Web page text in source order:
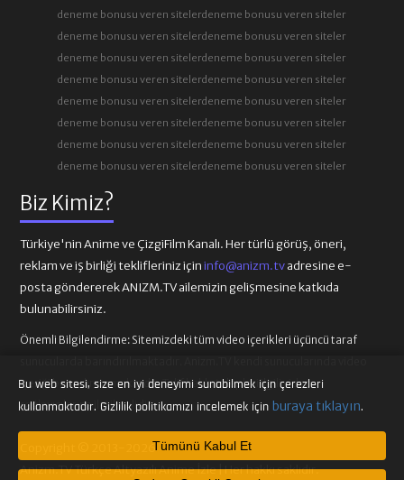
Biz Kimiz?
Türkiye'nin Anime ve ÇizgiFilm Kanalı. Her türlü görüş, öneri,
reklam ve iş birliği teklifleriniz içininfo@anizm.tvadresine e-
posta göndererek ANIZM.TV ailemizin gelişmesine katkıda
bulunabilirsiniz.
Önemli Bilgilendirme: Sitemizdeki tüm video içerikleri üçüncü taraf
içeriği barındırmamaktadır. Telif hakkı talepleri ilgili video
sağlayıcılarına iletilmelidir.
Copyright © 2013-2026
Anizm.TV Türkçe Altyazılı Anime İzle | Her hakkı saklıdır.
deneme bonusu veren sitelerdeneme bonusu veren siteler
deneme bonusu veren sitelerdeneme bonusu veren siteler
deneme bonusu veren sitelerdeneme bonusu veren siteler
deneme bonusu veren sitelerdeneme bonusu veren siteler
deneme bonusu veren sitelerdeneme bonusu veren siteler
deneme bonusu veren sitelerdeneme bonusu veren siteler
deneme bonusu veren sitelerdeneme bonusu veren siteler
deneme bonusu veren sitelerdeneme bonusu veren siteler
Bu web sitesi, size en iyi deneyimi sunabilmek için çerezleri
kullanmaktadır. Gizlilik politikamızı incelemek için buraya tıklayın.
Tümünü Kabul Et